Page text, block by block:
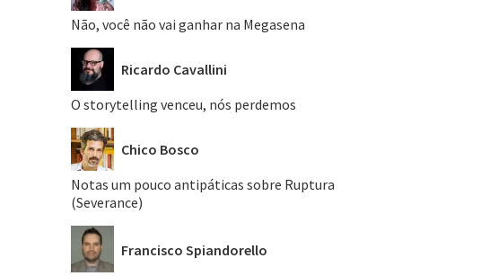
Não, você não vai ganhar na Megasena
Ricardo Cavallini
O storytelling venceu, nós perdemos
Chico Bosco
Notas um pouco antipáticas sobre Ruptura
(Severance)
Francisco Spiandorello